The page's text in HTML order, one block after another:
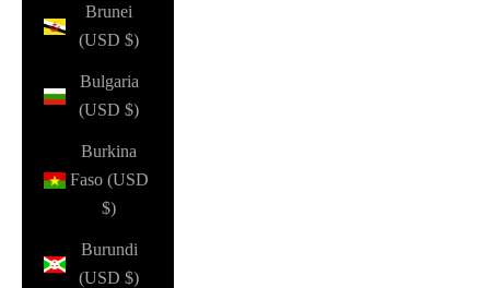
Brunei
(USD $)
Bulgaria
(USD $)
Burkina
Faso (USD
$)
Burundi
(USD $)